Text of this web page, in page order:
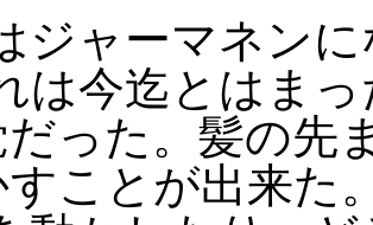
ジャーマネン
は今迄とはま
だった。髪の先
すことが出来た